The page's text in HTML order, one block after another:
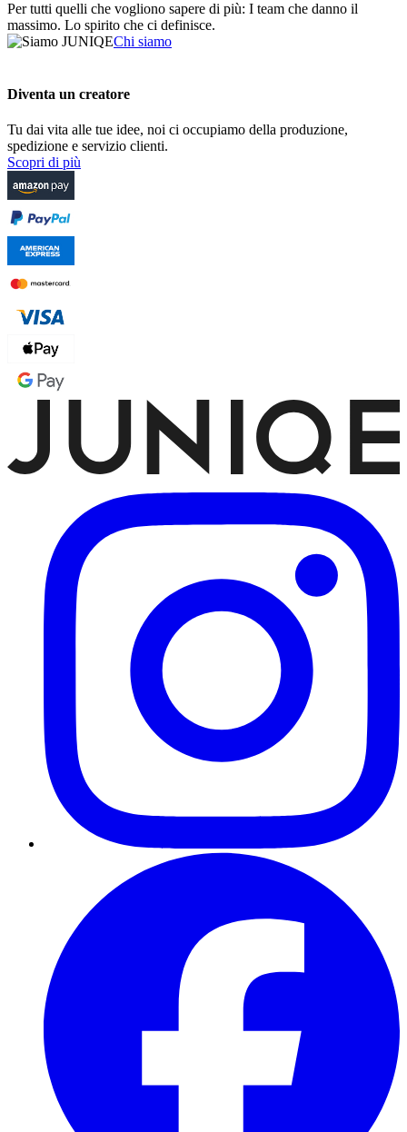
Per tutti quelli che vogliono sapere di più: I team che danno il
massimo. Lo spirito che ci definisce.
Chi siamo
Diventa un creatore
Tu dai vita alle tue idee, noi ci occupiamo della produzione,
spedizione e servizio clienti.
Scopri di più